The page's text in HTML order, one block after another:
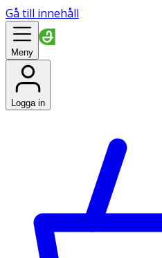
Gå till innehåll
Meny
Logga in